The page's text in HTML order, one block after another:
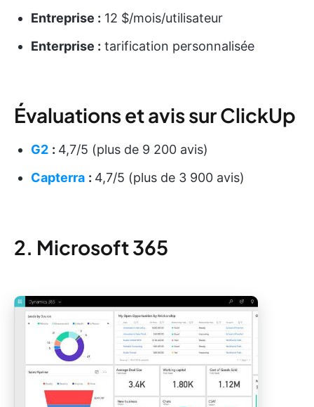
Entreprise : 12 $/mois/utilisateur
Enterprise : tarification personnalisée
Évaluations et avis sur ClickUp
G2 : 4,7/5 (plus de 9 200 avis)
Capterra : 4,7/5 (plus de 3 900 avis)
2. Microsoft 365